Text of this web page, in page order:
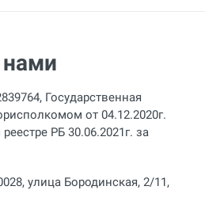
Государственная
от 04.12.2020г.
РБ 30.06.2021г. за
, улица Бородинская, 2/11,